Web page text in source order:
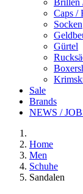
Brillen
Caps /
Socken
Gürtel
Sale
Brands
NEWS /
Home
Men
Schuhe
Sandalen